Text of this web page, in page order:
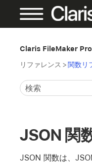
Claris FileMaker Pro
リファレンス >関数リ
JSON 関
JSON 関数は、